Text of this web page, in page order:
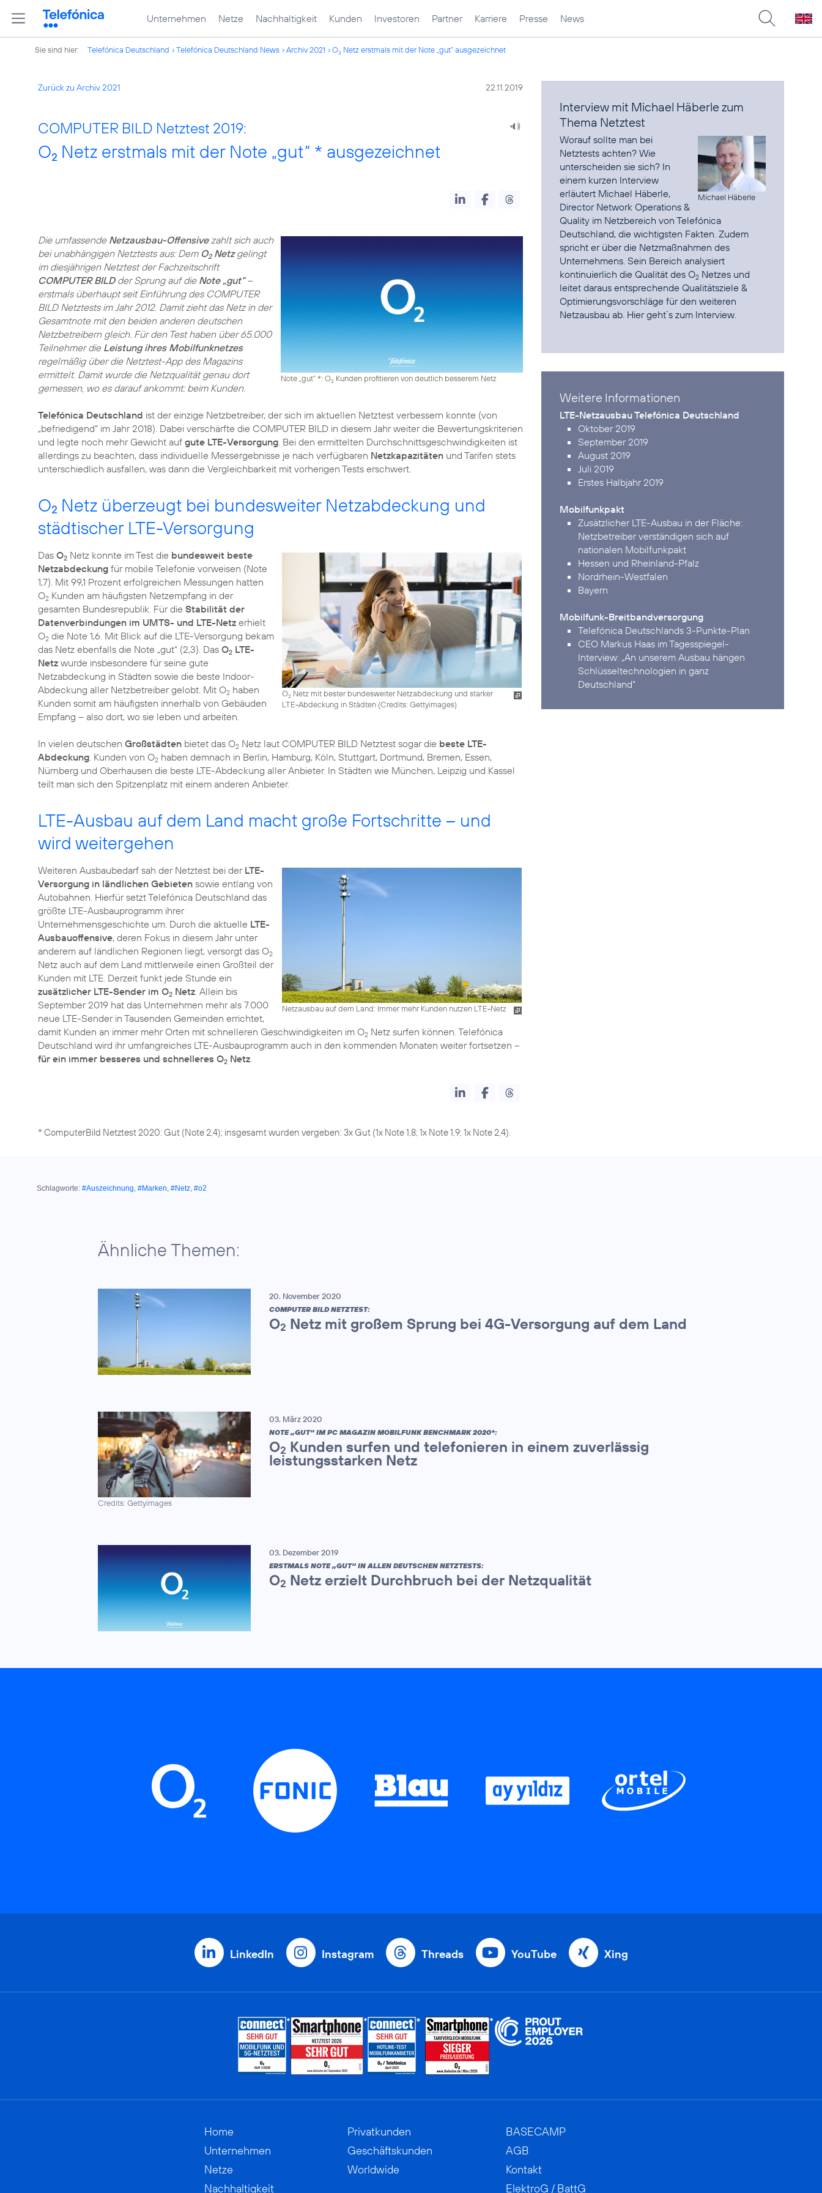
Unternehmen Netze Nachhaltigkeit Kunden Investoren Partner Karriere Presse News
Sie sind hier: Telefónica Deutschland Telefónica Deutschland News Archiv 2021 O2 Netz erstmals mit der Note „gut“ ausgezeichnet
Zurück zu Archiv 2021 22.11.2019
COMPUTER BILD Netztest 2019:
O2 Netz erstmals mit der Note „gut“ * ausgezeichnet
Note „gut“ *: O2Kunden profitieren von deutlich besserem Netz
Die umfassende Netzausbau-Offensivezahlt sich auch
bei unabhängigen Netztests aus: Dem O2Netzgelingt
im diesjährigen Netztest der Fachzeitschrift
COMPUTER BILDder Sprung auf die Note „gut“–
erstmals überhaupt seit Einführung des COMPUTER
BILD Netztests im Jahr 2012. Damit zieht das Netz in der
Gesamtnote mit den beiden anderen deutschen
Netzbetreibern gleich. Für den Test haben über 65.000
Teilnehmer die Leistung ihres Mobilfunknetzes
regelmäßig über die Netztest-App des Magazins
ermittelt. Damit wurde die Netzqualität genau dort
gemessen, wo es darauf ankommt: beim Kunden.
Telefónica Deutschland ist der einzige Netzbetreiber, der sich im aktuellen Netztest verbessern konnte (von
„befriedigend“ im Jahr 2018). Dabei verschärfte die COMPUTER BILD in diesem Jahr weiter die Bewertungskriterien
und legte noch mehr Gewicht auf gute LTE-Versorgung. Bei den ermittelten Durchschnittsgeschwindigkeiten ist
allerdings zu beachten, dass individuelle Messergebnisse je nach verfügbaren Netzkapazitäten und Tarifen stets
unterschiedlich ausfallen, was dann die Vergleichbarkeit mit vorherigen Tests erschwert.
O2 Netz überzeugt bei bundesweiter Netzabdeckung und
städtischer LTE-Versorgung
O2Netz mit bester bundesweiter Netzabdeckung und starker
LTE-Abdeckung in Städten (Credits: Gettyimages)
Das O2 Netz konnte im Test die bundesweit beste
Netzabdeckung für mobile Telefonie vorweisen (Note
1,7). Mit 99,1 Prozent erfolgreichen Messungen hatten
O2 Kunden am häufigsten Netzempfang in der
gesamten Bundesrepublik. Für die Stabilität der
Datenverbindungen im UMTS- und LTE-Netz erhielt
O2 die Note 1,6. Mit Blick auf die LTE-Versorgung bekam
das Netz ebenfalls die Note „gut“ (2,3). Das O2 LTE-
Netz wurde insbesondere für seine gute
Netzabdeckung in Städten sowie die beste Indoor-
Abdeckung aller Netzbetreiber gelobt. Mit O2 haben
Kunden somit am häufigsten innerhalb von Gebäuden
Empfang – also dort, wo sie leben und arbeiten.
In vielen deutschen Großstädten bietet das O2 Netz laut COMPUTER BILD Netztest sogar die beste LTE-
Abdeckung. Kunden von O2 haben demnach in Berlin, Hamburg, Köln, Stuttgart, Dortmund, Bremen, Essen,
Nürnberg und Oberhausen die beste LTE-Abdeckung aller Anbieter. In Städten wie München, Leipzig und Kassel
teilt man sich den Spitzenplatz mit einem anderen Anbieter.
LTE-Ausbau auf dem Land macht große Fortschritte – und
wird weitergehen
Netzausbau auf dem Land: Immer mehr Kunden nutzen LTE-Netz
Weiteren Ausbaubedarf sah der Netztest bei der LTE-
Versorgung in ländlichen Gebieten sowie entlang von
Autobahnen. Hierfür setzt Telefónica Deutschland das
größte LTE-Ausbauprogramm ihrer
Unternehmensgeschichte um. Durch die aktuelle LTE-
Ausbauoffensive, deren Fokus in diesem Jahr unter
anderem auf ländlichen Regionen liegt, versorgt das O2
Netz auch auf dem Land mittlerweile einen Großteil der
Kunden mit LTE. Derzeit funkt jede Stunde ein
zusätzlicher LTE-Sender im O2 Netz. Allein bis
September 2019 hat das Unternehmen mehr als 7.000
neue LTE-Sender in Tausenden Gemeinden errichtet,
damit Kunden an immer mehr Orten mit schnelleren Geschwindigkeiten im O2 Netz surfen können. Telefónica
Deutschland wird ihr umfangreiches LTE-Ausbauprogramm auch in den kommenden Monaten weiter fortsetzen –
für ein immer besseres und schnelleres O2 Netz
* ComputerBild Netztest 2020: Gut (Note 2,4); insgesamt wurden vergeben: 3x Gut (1x Note 1,8; 1x Note 1,9; 1x Note 2,4).
Interview mit Michael Häberle zum
Thema Netztest
Michael Häberle
Worauf sollte man bei
Netztests achten? Wie
unterscheiden sie sich? In
einem kurzen Interview
erläutert Michael Häberle,
Director Network Operations &
Quality im Netzbereich von Telefónica
Deutschland, die wichtigsten Fakten. Zudem
spricht er über die Netzmaßnahmen des
Unternehmens. Sein Bereich analysiert
kontinuierlich die Qualität des O2 Netzes und
leitet daraus entsprechende Qualitätsziele &
Optimierungs­vorschläge für den weiteren
Netzausbau ab. Hier geht´s zum Interview.
Weitere Informationen
LTE-Netzausbau Telefónica Deutschland
Oktober 2019
September 2019
August 2019
Juli 2019
Erstes Halbjahr 2019
Mobilfunkpakt
Zusätzlicher LTE-Ausbau in der Fläche:
Netzbetreiber verständigen sich auf
nationalen Mobilfunkpakt
Hessen und Rheinland-Pfalz
Nordrhein-Westfalen
Bayern
Mobilfunk-Breitbandversorgung
Telefónica Deutschlands 3-Punkte-Plan
CEO Markus Haas im Tagesspiegel-
Interview: „An unserem Ausbau hängen
Schlüsseltechnologien in ganz
Deutschland“
Schlagworte: #Auszeichnung, #Marken, #Netz, #o2
Ähnliche Themen:
20. November 2020
COMPUTER BILD NETZTEST:
O2 Netz mit großem Sprung bei 4G-Versorgung auf dem Land
Credits: Gettyimages
03. März 2020
NOTE „GUT“ IM PC MAGAZIN MOBILFUNK BENCHMARK 2020*:
O2 Kunden surfen und telefonieren in einem zuverlässig
leistungsstarken Netz
03. Dezember 2019
ERSTMALS NOTE „GUT“ IN ALLEN DEUTSCHEN NETZTESTS:
O2 Netz erzielt Durchbruch bei der Netzqualität
LinkedIn Instagram Threads YouTube Xing
Home
Unternehmen
Netze
Nachhaltigkeit
Privatkunden
Geschäftskunden
Worldwide
BASECAMP
AGB
Kontakt
ElektroG / BattG